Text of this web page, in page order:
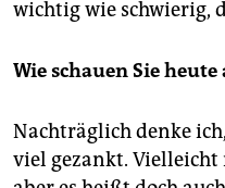
wichtig wie schwierig,
Wie schauen Sie
Nachträglich denke
viel gezankt. Vielleicht